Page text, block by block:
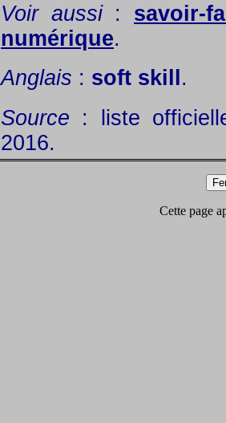
Voir aussi: savoir-
numérique.
Anglais : soft skill .
Source : liste
2016.
Cette page